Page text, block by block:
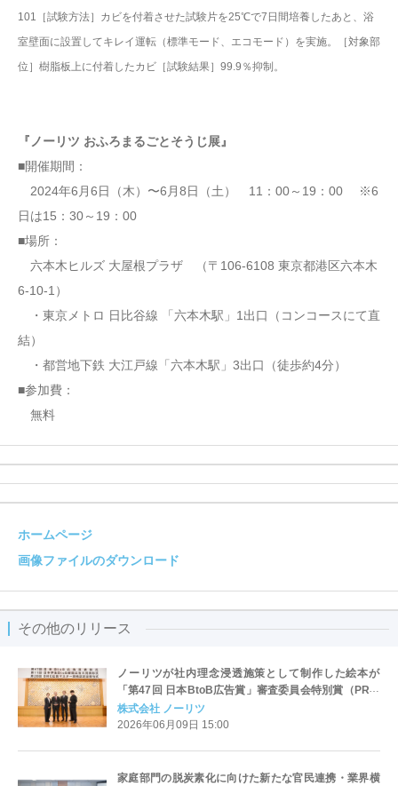
101［試験方法］カビを付着させた試験片を25℃で7日間培養したあと、浴
室壁面に設置してキレイ運転（標準モード、エコモード）を実施。［対象部
位］樹脂板上に付着したカビ［試験結果］99.9％抑制。
『ノーリツ おふろまるごとそうじ展』
■開催期間：
2024年6月6日（木）〜6月8日（土） 11：00～19：00 ※6
日は15：30～19：00
■場所：
六本木ヒルズ 大屋根プラザ （〒106-6108 東京都港区六本木
6-10-1）
・東京メトロ 日比谷線 「六本木駅」1出口（コンコースにて直
結）
・都営地下鉄 大江戸線「六本木駅」3出口（徒歩約4分）
■参加費：
無料
ホームページ
画像ファイルのダウンロード
その他のリリース
ノーリツが社内理念浸透施策として制作した絵本が
「第47回 日本BtoB広告賞」審査委員会特別賞（PR誌
の部）を受賞
株式会社 ノーリツ
2026年06月09日 15:00
家庭部門の脱炭素化に向けた新たな官民連携・業界横